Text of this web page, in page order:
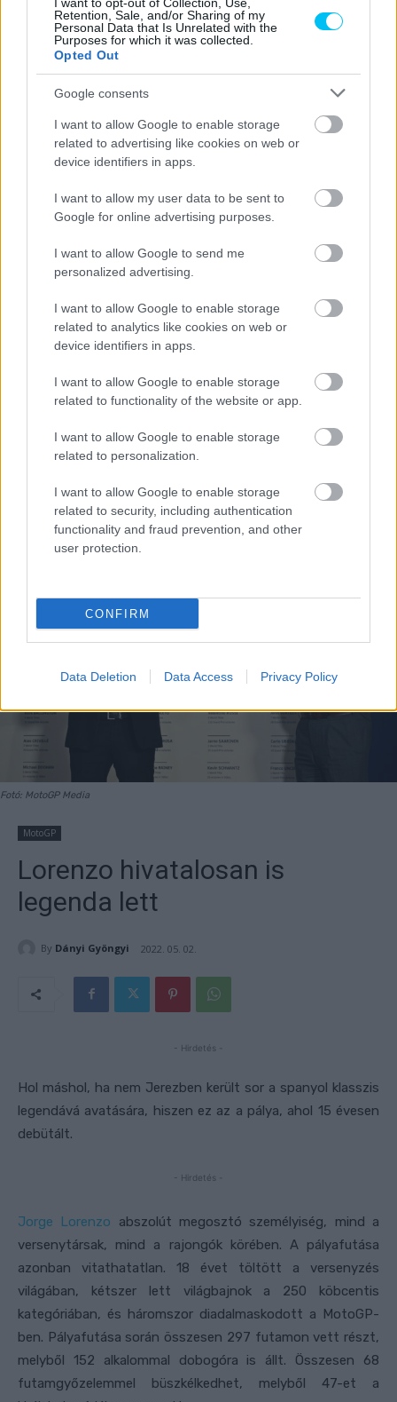
Retention, Sale, and/or Sharing of my
Personal Data that Is Unrelated with the
Purposes for which it was collected.
Opted Out
Google consents
I want to allow Google to enable storage
related to advertising like cookies on web or
device identifiers in apps.
I want to allow my user data to be sent to
Google for online advertising purposes.
I want to allow Google to send me
personalized advertising.
I want to allow Google to enable storage
related to analytics like cookies on web or
device identifiers in apps.
I want to allow Google to enable storage
related to functionality of the website or app.
I want to allow Google to enable storage
related to personalization.
I want to allow Google to enable storage
related to security, including authentication
functionality and fraud prevention, and other
user protection.
CONFIRM
Data Deletion Data Access Privacy Policy
Előző cikk
Lorenzo hivatalosan is
legenda lett
Következő cikk
lehetetlen Marc Márquez-
mentés
https://p1race.hu
- Advertisment -